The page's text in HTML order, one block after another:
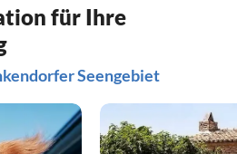
für Ihre
Seengebiet